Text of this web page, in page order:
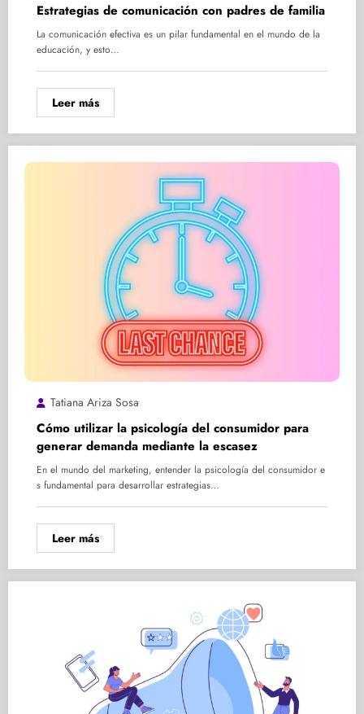
Estrategias de comunicación con padres de familia
La comunicación efectiva es un pilar fundamental en el mundo de la
educación, y esto…
Leer más
Tatiana Ariza Sosa
Cómo utilizar la psicología del consumidor para
generar demanda mediante la escasez
En el mundo del marketing, entender la psicología del consumidor e
s fundamental para desarrollar estrategias…
Leer más